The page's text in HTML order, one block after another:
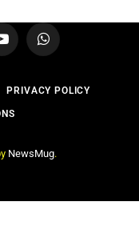
YouTubeWhatsApp
PRIVACY POLICY
NewsMug.